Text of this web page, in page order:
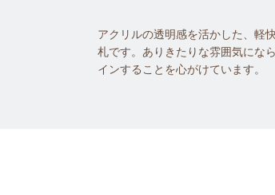
アクリルの透明感を活かした、軽
札です。ありきたりな雰囲気にな
インすることを心がけています。